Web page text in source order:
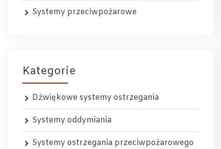
Systemy przeciwpożarowe
Kategorie
Dźwiękowe systemy ostrzegania
Systemy oddymiania
Systemy ostrzegania przeciwpożarowego